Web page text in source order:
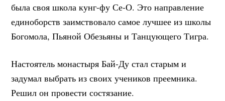
была своя школа кунг-фу Се-О. Это направление
единоборств заимствовало самое лучшее из школы
Богомола, Пьяной Обезьяны и Танцующего Тигра.
Настоятель монастыря Бай-Ду стал старым и
задумал выбрать из своих учеников преемника.
Решил он провести состязание.